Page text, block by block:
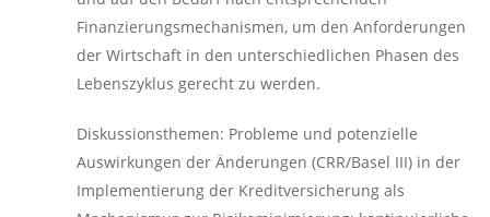
Finanzierungsmechanismen, um den Anforderungen
der Wirtschaft in den unterschiedlichen Phasen des
Lebenszyklus gerecht zu werden.
Diskussionsthemen: Probleme und potenzielle
Auswirkungen der Änderungen (CRR/Basel III) in der
Implementierung der Kreditversicherung als